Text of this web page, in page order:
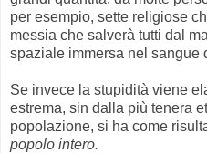
per esempio, sette religiose
messia che salverà tutti dal
spaziale immersa nel sangue
Se invece la stupidità viene
estrema, sin dalla più tenera
popolazione, si ha come
popolo intero.